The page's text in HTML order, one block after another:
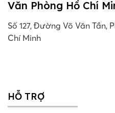
Văn Phòng Hồ Chí
Số 127, Đường Võ Văn Tần,
Chí Minh
HỖ TRỢ